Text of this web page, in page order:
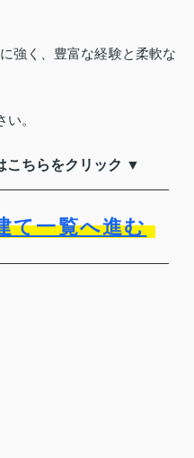
強く、豊富な経験と柔軟な
い。
こちらをクリック ▼
て一覧へ進む